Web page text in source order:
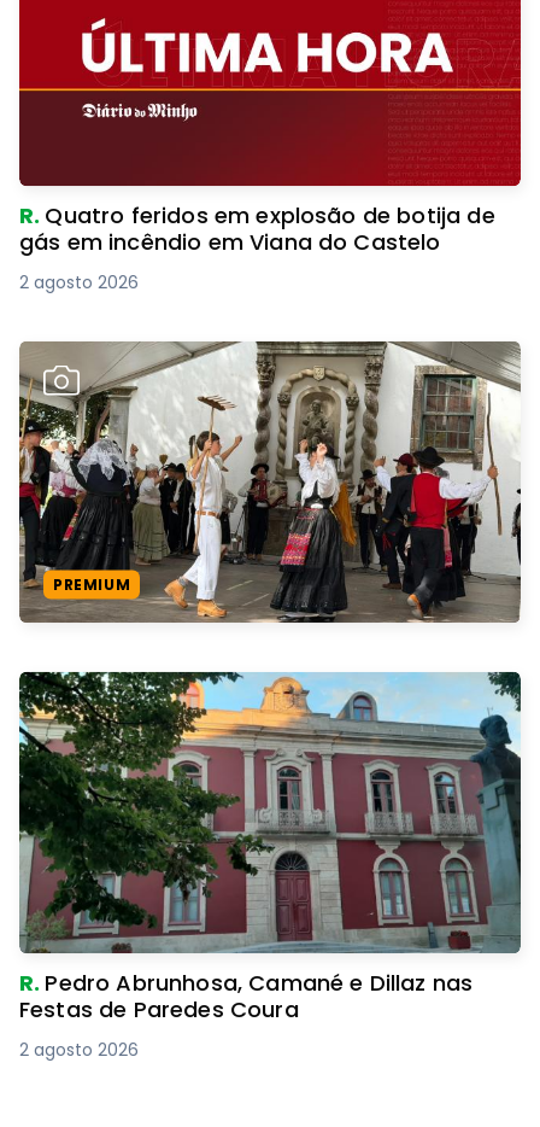
R. Quatro feridos em explosão de botija de
gás em incêndio em Viana do Castelo
2 agosto 2026
PREMIUM
R. Pedro Abrunhosa, Camané e Dillaz nas
Festas de Paredes Coura
2 agosto 2026